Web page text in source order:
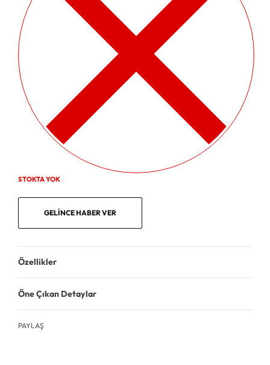
STOKTA YOK
GELINCE HABER VER
Özellikler
Öne Çıkan Detaylar
PAYLAŞ